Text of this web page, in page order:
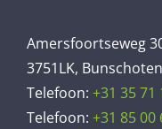
Amersfoortseweg
3751LK,
Telefoon: +31 35 71
Telefoon: +31 85 00